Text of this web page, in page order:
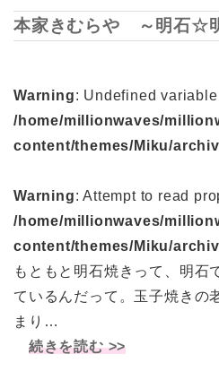
本家きむらや ～明石☆
Warning: Undefined
/home/millionwaves/
content/themes/Miku/
Warning: Attempt to read
/home/millionwaves/
content/themes/Miku/
もともと明石焼きって、明石
ているんだって。玉子焼きの
まり…
続きを読む >>